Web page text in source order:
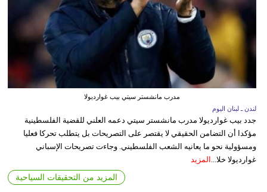
مدرب مانشستر سيتي بيب غوارديولا
لندن ـ لبنان اليوم
جدد بيب غوارديولا مدرب مانشستر سيتي دعمه العلني للقضية الفلسطينية
مؤكدا أن التضامن الحقيقي لا يقتصر على التصريحات بل يتطلب تحركا فعليا
ومسؤولية نحو ما يعانيه الشعب الفلسطيني. وجاءت تصريحات الإسباني
غوارديولا خلا...
المزيد
المزيد من التحقيقات السياحية